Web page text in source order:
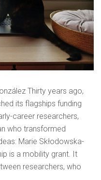
Thirty years ago,
its flagships funding
career researchers,
who transformed
Marie Skłodowska-
is a mobility grant. It
researchers, who